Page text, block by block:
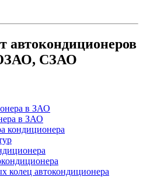
автокондиционеров
СЗАО
в ЗАО
в ЗАО
кондиционера
колец автокондиционера